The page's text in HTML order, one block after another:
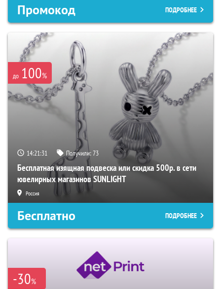
Промокод ПОДРОБНЕЕ
до 100%
14:21:30 Получили:73
Бесплатная изящная подвеска или скидка 500р. в сети
ювелирных магазинов SUNLIGHT
Россия
Бесплатно ПОДРОБНЕЕ
-30%